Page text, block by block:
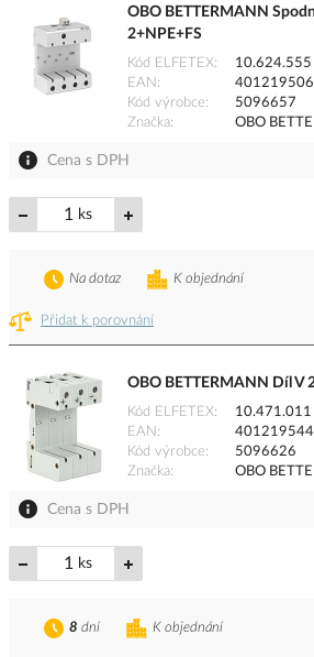
OBO BETTERMANN
2+NPE+FS
Kód ELFETEX
10.624.555
EAN
Kód výrobce
5096657
Značka
OBO
Cena s DPH
ks
Přidat k porovnání
K objednání
Na dotaz
OBO BETTERMANN Díl V
Kód ELFETEX
10.471.011
EAN
Kód výrobce
5096626
Značka
OBO
Cena s DPH
ks
K objednání
8 dní